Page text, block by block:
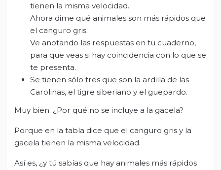
tienen la misma velocidad.
Ahora dime qué animales son más rápidos que
el canguro gris.
Ve anotando las respuestas en tu cuaderno,
para que veas si hay coincidencia con lo que se
te presenta.
Se tienen sólo tres que son la ardilla de las
Carolinas, el tigre siberiano y el guepardo.
Muy bien. ¿Por qué no se incluye a la gacela?
Porque en la tabla dice que el canguro gris y la
gacela tienen la misma velocidad.
Así es, ¿y tú sabías que hay animales más rápidos